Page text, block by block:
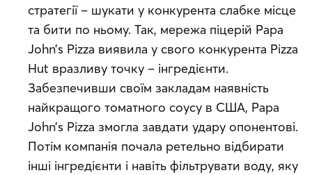
стратегії – шукати у конкурента слабке місце
та бити по ньому. Так, мережа піцерій Papa
John’s Pizza виявила у свого конкурента Pizza
Hut вразливу точку – інгредієнти.
Забезпечивши своїм закладам наявність
найкращого томатного соусу в США, Papa
John’s Pizza змогла завдати удару опонентові.
Потім компанія почала ретельно відбирати
інші інгредієнти і навіть фільтрувати воду, яку